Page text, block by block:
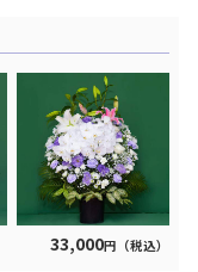
33,000円（税込）